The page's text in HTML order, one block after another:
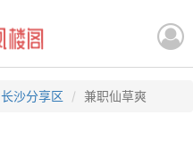
长沙分享区 兼职仙草爽